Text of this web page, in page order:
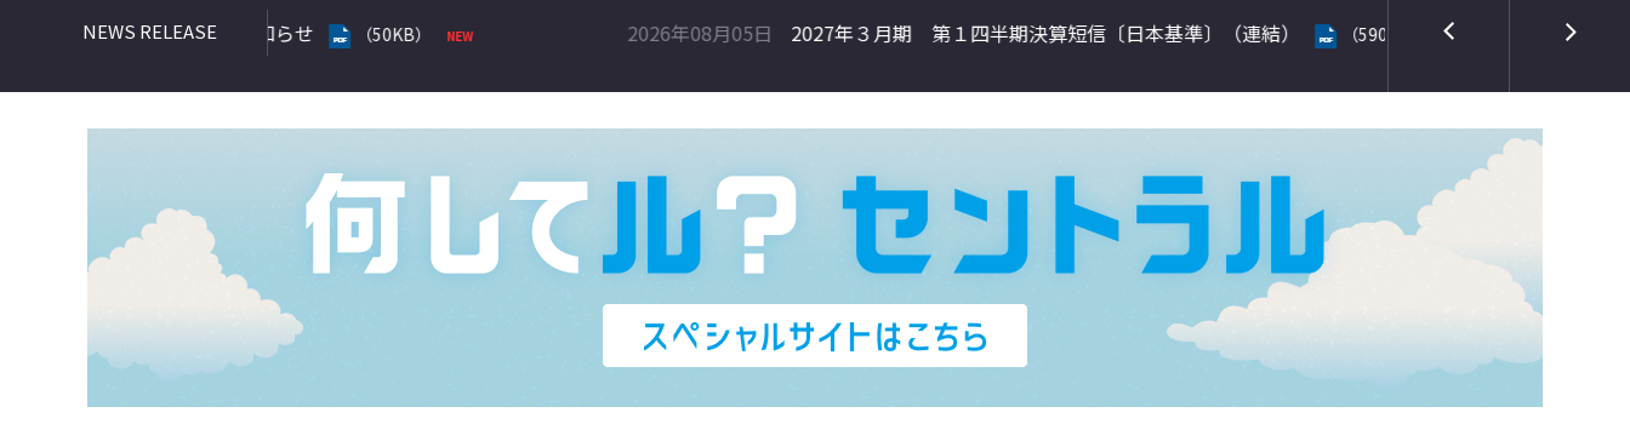
（50KB） 2026年08月05日 2027年３月期 第１四半期決算短信〔日本基準〕（連結） （590KB） 2026年08月05日